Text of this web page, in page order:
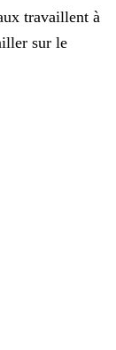
travaillent à
sur le